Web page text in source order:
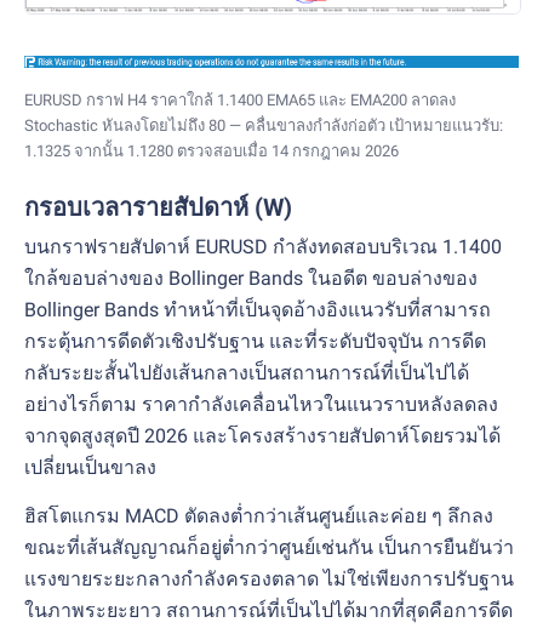
EURUSD กราฟ H4 ราคาใกล้ 1.1400 EMA65 และ EMA200 ลาดลง
Stochastic หันลงโดยไม่ถึง 80 — คลื่นขาลงกำลังก่อตัว เป้าหมายแนวรับ:
1.1325 จากนั้น 1.1280 ตรวจสอบเมื่อ 14 กรกฎาคม 2026
กรอบเวลารายสัปดาห์ (W)
บนกราฟรายสัปดาห์ EURUSD กำลังทดสอบบริเวณ 1.1400
ใกล้ขอบล่างของ Bollinger Bands ในอดีต ขอบล่างของ
Bollinger Bands ทำหน้าที่เป็นจุดอ้างอิงแนวรับที่สามารถ
กระตุ้นการดีดตัวเชิงปรับฐาน และที่ระดับปัจจุบัน การดีด
กลับระยะสั้นไปยังเส้นกลางเป็นสถานการณ์ที่เป็นไปได้
อย่างไรก็ตาม ราคากำลังเคลื่อนไหวในแนวราบหลังลดลง
จากจุดสูงสุดปี 2026 และโครงสร้างรายสัปดาห์โดยรวมได้
เปลี่ยนเป็นขาลง
ฮิสโตแกรม MACD ตัดลงต่ำกว่าเส้นศูนย์และค่อย ๆ ลึกลง
ขณะที่เส้นสัญญาณก็อยู่ต่ำกว่าศูนย์เช่นกัน เป็นการยืนยันว่า
แรงขายระยะกลางกำลังครองตลาด ไม่ใช่เพียงการปรับฐาน
ในภาพระยะยาว สถานการณ์ที่เป็นไปได้มากที่สุดคือการดีด